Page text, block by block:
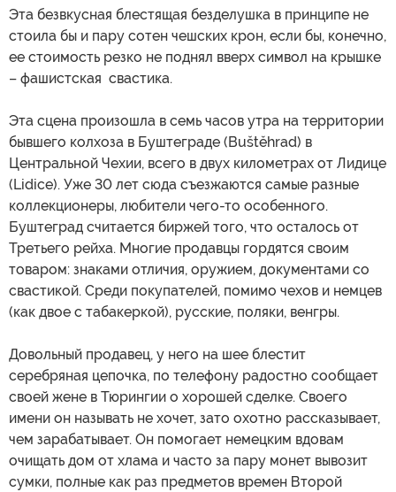
Эта безвкусная блестящая безделушка в принципе не
стоила бы и пару сотен чешских крон, если бы, конечно,
ее стоимость резко не поднял вверх символ на крышке
– фашистская свастика.
Эта сцена произошла в семь часов утра на территории
бывшего колхоза в Буштеграде (Buštěhrad) в
Центральной Чехии, всего в двух километрах от Лидице
(Lidicе). Уже 30 лет сюда съезжаются самые разные
коллекционеры, любители чего-то особенного.
Буштеград считается биржей того, что осталось от
Третьего рейха. Многие продавцы гордятся своим
товаром: знаками отличия, оружием, документами со
свастикой. Среди покупателей, помимо чехов и немцев
(как двое с табакеркой), русские, поляки, венгры.
Довольный продавец, у него на шее блестит
серебряная цепочка, по телефону радостно сообщает
своей жене в Тюрингии о хорошей сделке. Своего
имени он называть не хочет, зато охотно рассказывает,
чем зарабатывает. Он помогает немецким вдовам
очищать дом от хлама и часто за пару монет вывозит
сумки, полные как раз предметов времен Второй